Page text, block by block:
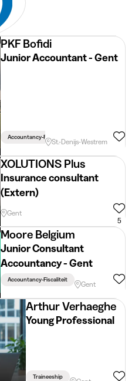
2 min
PKF Bofidi
Junior Accountant - Gent
Accountancy-Fiscaliteit
St.-Denijs-Westrem
XOLUTIONS Plus
Insurance consultant
(Extern)
Gent
5
Moore Belgium
Junior Consultant
Accountancy - Gent
Accountancy-Fiscaliteit
Gent
Arthur Verhaeghe
Young Professional
Traineeship